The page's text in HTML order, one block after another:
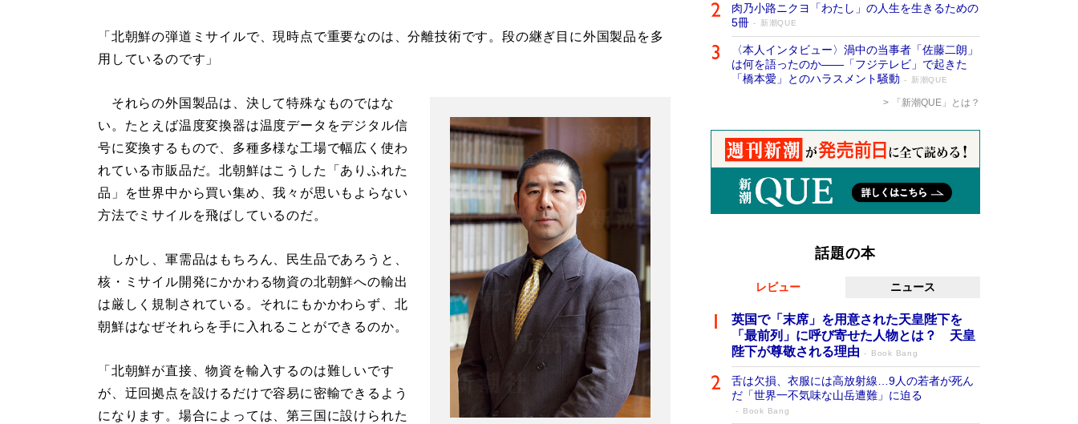
「北朝鮮の弾道ミサイルで、現時点で重要なのは、分離技術です。段の継ぎ目に外国製品を多
用しているのです」
それらの外国製品は、決して特殊なものではな
い。たとえば温度変換器は温度データをデジタル信
号に変換するもので、多種多様な工場で幅広く使わ
れている市販品だ。北朝鮮はこうした「ありふれた
品」を世界中から買い集め、我々が思いもよらない
方法でミサイルを飛ばしているのだ。
しかし、軍需品はもちろん、民生品であろうと、
核・ミサイル開発にかかわる物資の北朝鮮への輸出
は厳しく規制されている。それにもかかわらず、北
朝鮮はなぜそれらを手に入れることができるのか。
「北朝鮮が直接、物資を輸入するのは難しいです
が、迂回拠点を設けるだけで容易に密輸できるよう
になります。場合によっては、第三国に設けられた
肉乃小路ニクヨ「わたし」の人生を生きるための
5冊
新潮QUE
〈本人インタビュー〉渦中の当事者「佐藤二朗」
は何を語ったのか――「フジテレビ」で起きた
「橋本愛」とのハラスメント騒動
新潮QUE
「新潮QUE」とは？
話題の本
レビュー ニュース
英国で「末席」を用意された天皇陛下を
「最前列」に呼び寄せた人物とは？ 天皇
陛下が尊敬される理由
Book Bang
舌は欠損、衣服には高放射線…9人の若者が死ん
だ「世界一不気味な山岳遭難」に迫る
Book Bang